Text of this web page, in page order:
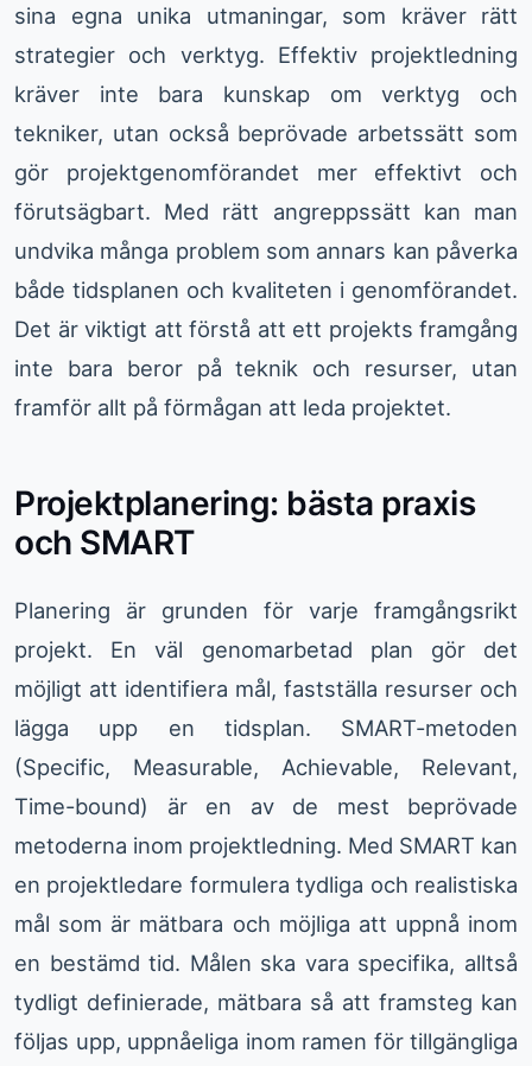
sina egna unika utmaningar, som kräver rätt
strategier och verktyg. Effektiv projektledning
kräver inte bara kunskap om verktyg och
tekniker, utan också beprövade arbetssätt som
gör projektgenomförandet mer effektivt och
förutsägbart. Med rätt angreppssätt kan man
undvika många problem som annars kan påverka
både tidsplanen och kvaliteten i genomförandet.
Det är viktigt att förstå att ett projekts framgång
inte bara beror på teknik och resurser, utan
framför allt på förmågan att leda projektet.
Projektplanering: bästa praxis
och SMART
Planering är grunden för varje framgångsrikt
projekt. En väl genomarbetad plan gör det
möjligt att identifiera mål, fastställa resurser och
lägga upp en tidsplan. SMART-metoden
(Specific, Measurable, Achievable, Relevant,
Time-bound) är en av de mest beprövade
metoderna inom projektledning. Med SMART kan
en projektledare formulera tydliga och realistiska
mål som är mätbara och möjliga att uppnå inom
en bestämd tid. Målen ska vara specifika, alltså
tydligt definierade, mätbara så att framsteg kan
följas upp, uppnåeliga inom ramen för tillgängliga